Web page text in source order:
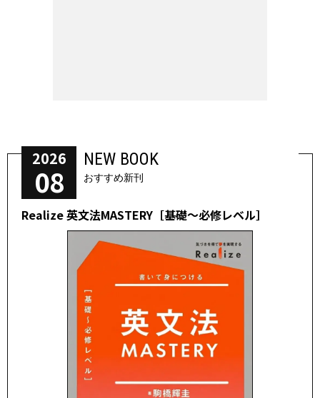
2026
08
NEW BOOK
おすすめ新刊
Realize 英文法MASTERY［基礎～必修レベル］